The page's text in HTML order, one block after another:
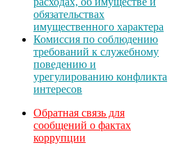
обязательствах
имущественного характера
Комиссия по соблюдению
требований к служебному
поведению и
урегулированию конфликта
интересов
Обратная связь для
сообщений о фактах
коррупции